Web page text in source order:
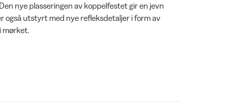
nye plasseringen av koppelfestet gir en jevn
også utstyrt med nye refleksdetaljer i form av
mørket.